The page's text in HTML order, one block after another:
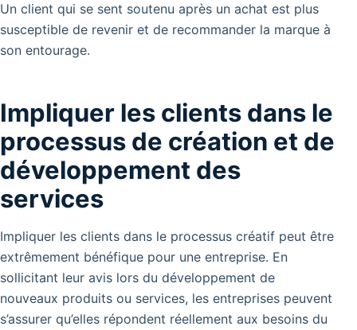
Un client qui se sent soutenu après un achat est plus
susceptible de revenir et de recommander la marque à
son entourage.
Impliquer les clients dans le
processus de création et de
développement des
services
Impliquer les clients dans le processus créatif peut être
extrêmement bénéfique pour une entreprise. En
sollicitant leur avis lors du développement de
nouveaux produits ou services, les entreprises peuvent
s’assurer qu’elles répondent réellement aux besoins du